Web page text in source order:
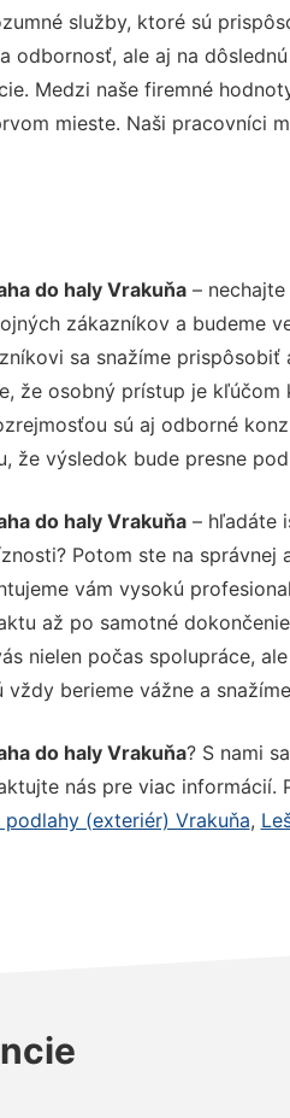
služby, ktoré sú
odbornosť, ale aj na
Medzi naše firemné
mieste. Naši pracovníci
do haly Vrakuňa– nechajte
zákazníkov a budeme
sa snažíme
že osobný prístup je kľúčom
sú aj odborné
že výsledok bude presne
do haly Vrakuňa– hľadáte
Potom ste na správnej
vám vysokú
až po samotné
nielen počas spolupráce,
vždy berieme vážne a
do haly Vrakuňa? S nami
nás pre viac informácií.
podlahy (exteriér) Vrakuňa,